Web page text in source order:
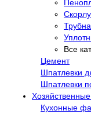
Все
Цемент
Шпатлевки
Шпатлевки
Кухонные